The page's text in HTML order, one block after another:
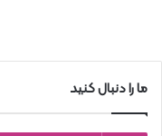
ما را دنبال کنید